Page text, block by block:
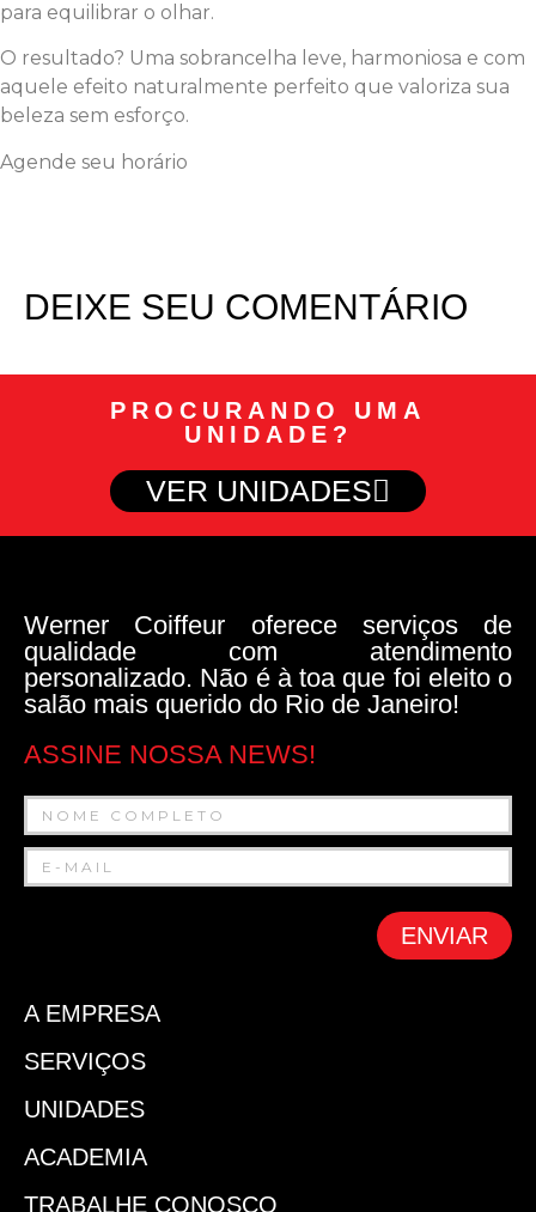
para equilibrar o olhar.
O resultado? Uma sobrancelha leve, harmoniosa e com
aquele efeito naturalmente perfeito que valoriza sua
beleza sem esforço.
Agende seu horário
DEIXE SEU COMENTÁRIO
PROCURANDO UMA
UNIDADE?
VER UNIDADES
Werner Coiffeur oferece serviços de
qualidade com atendimento
personalizado. Não é à toa que foi eleito o
salão mais querido do Rio de Janeiro!
ASSINE NOSSA NEWS!
ENVIAR
A EMPRESA
SERVIÇOS
UNIDADES
ACADEMIA
TRABALHE CONOSCO